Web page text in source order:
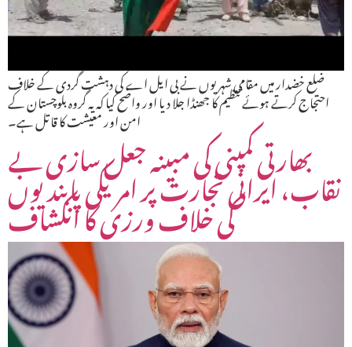
ضلع خضدار میں مقامی شہریوں نے بی ایل اے کی دہشت گردی کے خلاف
احتجاج کرتے ہوئے تنظیم کا جھنڈا جلا دیا اور واضح کیا کہ یہ گروہ بلوچستان کے
امن اور معیشت کا قاتل ہے۔
بھارتی کمپنی کی مبینہ جعل سازی بے
نقاب، ایرانی تجارت پر امریکی پابندیوں
کی خلاف ورزی کا انکشاف